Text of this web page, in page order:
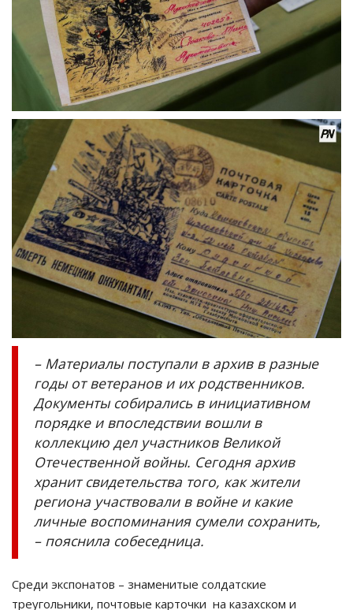
– Материалы поступали в архив в разные
годы от ветеранов и их родственников.
Документы собирались в инициативном
порядке и впоследствии вошли в
коллекцию дел участников Великой
Отечественной войны. Сегодня архив
хранит свидетельства того, как жители
региона участвовали в войне и какие
личные воспоминания сумели сохранить,
– пояснила собеседница.
Среди экспонатов – знаменитые солдатские
треугольники, почтовые карточки на казахском и